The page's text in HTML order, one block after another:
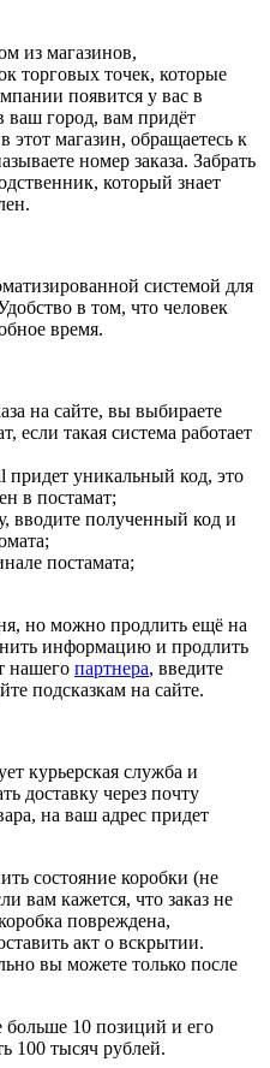
из магазинов,
торговых точек, которые
появится у вас в
ваш город, вам придёт
этот магазин, обращаетесь к
номер заказа. Забрать
который знает
системой для
в том, что человек
время.
на сайте, вы выбираете
если такая система работает
придет уникальный код, это
в постамат;
вводите полученный код и
постамата;
но можно продлить ещё на
информацию и продлить
нашего партнера, введите
подсказкам на сайте.
курьерская служба и
доставку через почту
на ваш адрес придет
состояние коробки (не
вам кажется, что заказ не
повреждена,
акт о вскрытии.
вы можете только после
больше 10 позиций и его
100 тысяч рублей.